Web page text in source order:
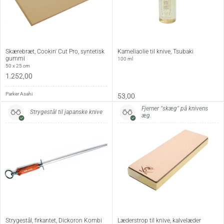
Knivblad: 15 cm
Hele kniven: 26,5
Fuldskæftet
Blad:
Materiale: MBS-26 rustfrit stål (molybdæn-vanadium)
Hårdhed, Rockwell C: 58-59 HRC
Slibning, æg: 70/30
Materiale: Sort pakkatræ (lamineret træ)
Vedligehold:
Skærebræt, Cookin' Cut Pro, syntetisk
gummi
50 x 25 cm
1.252,00
Parker Asahi
Kameliaolie til knive, Tsubaki
100 ml
53,00
Strygestål til japanske knive
Strygestål, firkantet, Dickoron Kombi
Fjerner "skæg" på knivens
æg.
Læderstrop til knive, kalvelæder